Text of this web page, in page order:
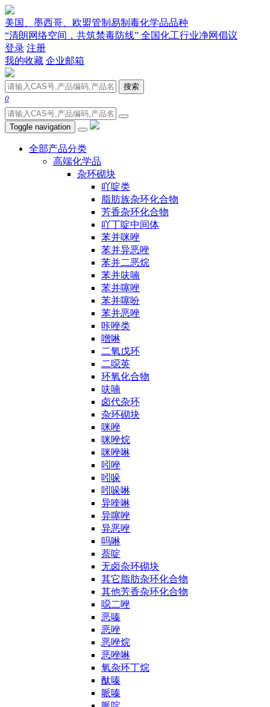
美国、墨西哥、欧盟管制易制毒化学品品种
“清朗网络空间，共筑禁毒防线” 全国化工行业净网倡议
登录 注册
我的收藏 企业邮箱
搜索
0
Toggle navigation
全部产品分类
高端化学品
杂环砌块
吖啶类
脂肪族杂环化合物
芳香杂环化合物
吖丁啶中间体
苯并咪唑
苯并异恶唑
苯并二恶烷
苯并呋喃
苯并噻唑
苯并噻吩
苯并恶唑
咔唑类
噌啉
二氧戊环
二噁英
环氧化合物
呋喃
卤代杂环
杂环砌块
咪唑
咪唑烷
咪唑啉
吲唑
吲哚
吲哚啉
异喹啉
异噻唑
异恶唑
吗啉
萘啶
无卤杂环砌块
其它脂肪杂环化合物
其他芳香杂环化合物
噁二唑
恶嗪
恶唑
恶唑烷
恶唑啉
氧杂环丁烷
酞嗪
哌嗪